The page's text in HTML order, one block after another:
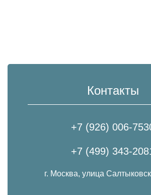
Контакты
+7 (926) 006-
+7 (499) 343-
г. Москва, улица